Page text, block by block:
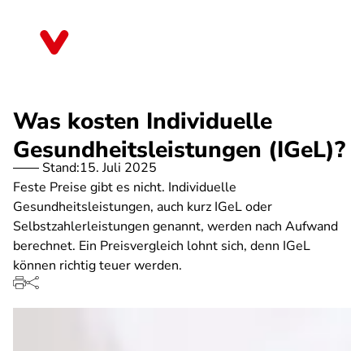
Was kosten Individuelle
Gesundheitsleistungen (IGeL)?
Stand:15. Juli 2025
Feste Preise gibt es nicht. Individuelle
Gesundheitsleistungen, auch kurz IGeL oder
Selbstzahlerleistungen genannt, werden nach Aufwand
berechnet. Ein Preisvergleich lohnt sich, denn IGeL
können richtig teuer werden.